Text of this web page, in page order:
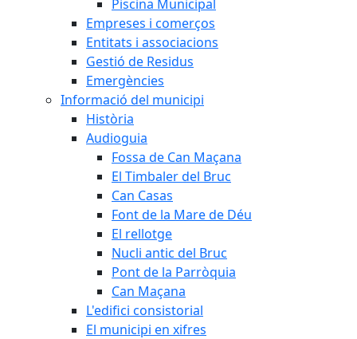
Piscina Municipal
Empreses i comerços
Entitats i associacions
Gestió de Residus
Emergències
Informació del municipi
Història
Audioguia
Fossa de Can Maçana
El Timbaler del Bruc
Can Casas
Font de la Mare de Déu
El rellotge
Nucli antic del Bruc
Pont de la Parròquia
Can Maçana
L'edifici consistorial
El municipi en xifres